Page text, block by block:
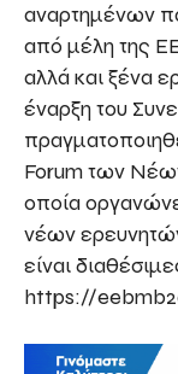
αναρτημένων
από μέλη της
αλλά και ξένα
έναρξη του
Forum των
οποία
νέων
είναι
https://